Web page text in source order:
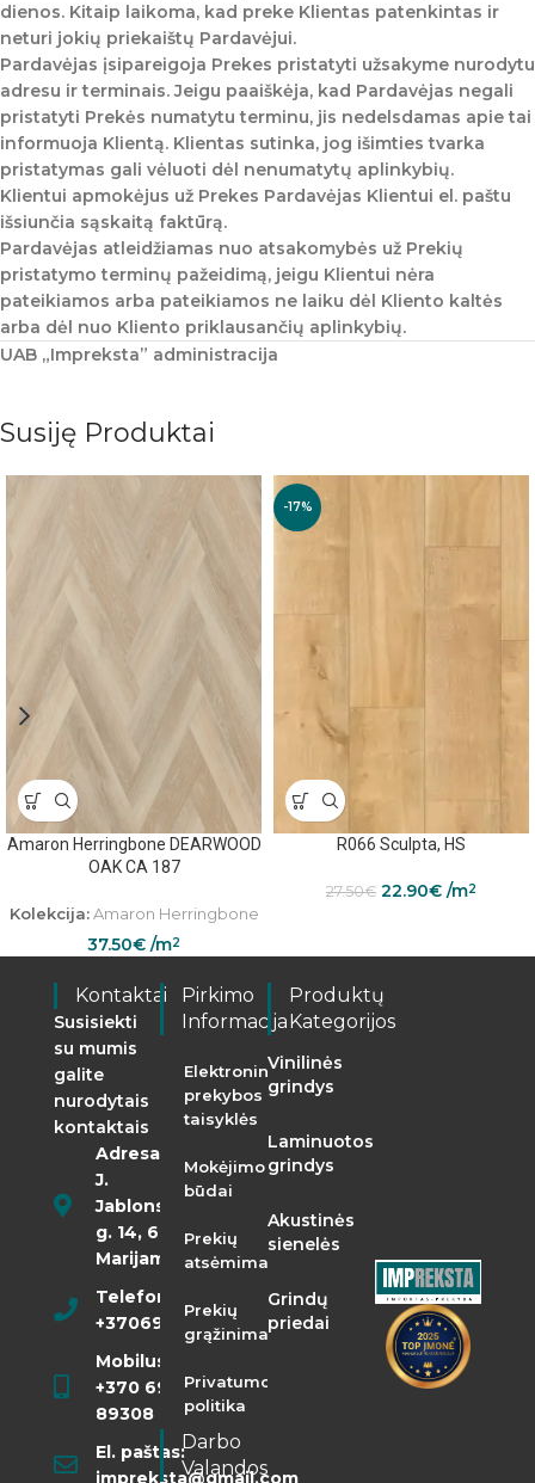
dienos. Kitaip laikoma, kad preke Klientas patenkintas ir
neturi jokių priekaištų Pardavėjui.
Pardavėjas įsipareigoja Prekes pristatyti užsakyme nurodytu
adresu ir terminais. Jeigu paaiškėja, kad Pardavėjas negali
pristatyti Prekės numatytu terminu, jis nedelsdamas apie tai
informuoja Klientą. Klientas sutinka, jog išimties tvarka
pristatymas gali vėluoti dėl nenumatytų aplinkybių.
Klientui apmokėjus už Prekes Pardavėjas Klientui el. paštu
išsiunčia sąskaitą faktūrą.
Pardavėjas atleidžiamas nuo atsakomybės už Prekių
pristatymo terminų pažeidimą, jeigu Klientui nėra
pateikiamos arba pateikiamos ne laiku dėl Kliento kaltės
arba dėl nuo Kliento priklausančių aplinkybių.
UAB „Impreksta” administracija
Susiję Produktai
Amaron Herringbone DEARWOOD
OAK CA 187
Kolekcija:Amaron Herringbone
37.50€ /m2
-17%
R066 Sculpta, HS
27.50€ 22.90€ /m2
Kontaktai
Susisiekti
su mumis
galite
nurodytais
kontaktais
Adresas:
J.
Jablonskio
g. 14, 68290
Marijampolė
Telefonas:
+37069855400
Mobilusis:
+370 698
89308
El. paštas:
impreksta@gmail.com
Pirkimo
Informacija
Elektroninės
prekybos
taisyklės
Mokėjimo
būdai
Prekių
atsėmimas
Prekių
grąžinimas
Privatumo
politika
Darbo
Valandos
Produktų
Kategorijos
Vinilinės
grindys
Laminuotos
grindys
Akustinės
sienelės
Grindų
priedai